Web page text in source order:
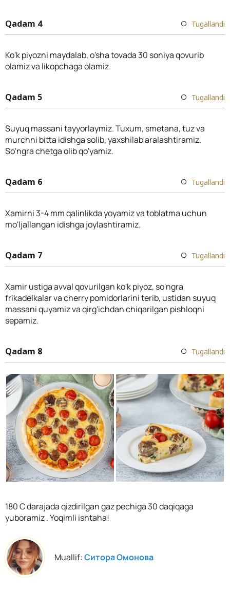
Qadam 4 Tugallandi
Ko'k piyozni maydalab, o'sha tovada 30 soniya qovurib
olamiz va likopchaga olamiz.
Qadam 5 Tugallandi
Suyuq massani tayyorlaymiz. Tuxum, smetana, tuz va
murchni bitta idishga solib, yaxshilab aralashtiramiz.
So'ngra chetga olib qo'yamiz.
Qadam 6 Tugallandi
Xamirni 3-4 mm qalinlikda yoyamiz va toblatma uchun
mo'ljallangan idishga joylashtiramiz.
Qadam 7 Tugallandi
Xamir ustiga avval qovurilgan ko'k piyoz, so'ngra
frikadelkalar va cherry pomidorlarini terib, ustidan suyuq
massani quyamiz va qirg'ichdan chiqarilgan pishloqni
sepamiz.
Qadam 8 Tugallandi
180 C darajada qizdirilgan gaz pechiga 30 daqiqaga
yuboramiz . Yoqimli ishtaha!
Muallif:Ситора Омонова